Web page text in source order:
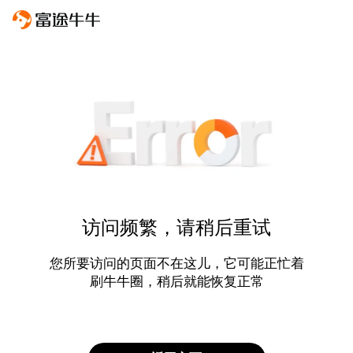
访问频繁，请稍后重试
您所要访问的页面不在这儿，它可能正忙着
刷牛牛圈，稍后就能恢复正常